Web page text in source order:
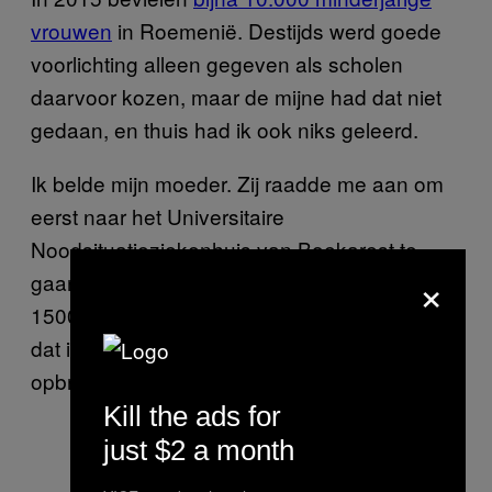
vrouwen in Roemenië. Destijds werd goede
voorlichting alleen gegeven als scholen
daarvoor kozen, maar de mijne had dat niet
gedaan, en thuis had ik ook niks geleerd.
Ik belde mijn moeder. Zij raadde me aan om
eerst naar het Universitaire
Noodsituatieziekenhuis van Boekarest te
gaan. Daar brachten ze voor een abortus
1500 lei (307 euro) in rekening. Toen ik zei
dat ik dat geld met geen mogelijkheid kon
opbrengen, haalden ze hun schouders op.
×
Kill the ads for
just $2 a month